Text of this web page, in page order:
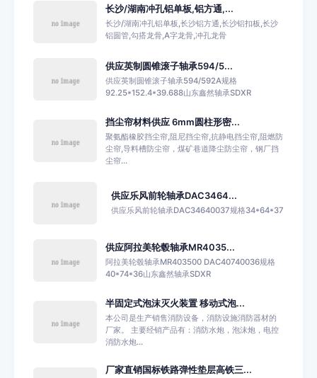
长沙/湖南冲孔铝单板,铝方通,...
长沙/湖南冲孔铝单板,长沙铝方通,长沙铝扣板,长沙
铝圆管,勾搭龙骨,A字龙骨,冲孔龙骨
供应英制圆锥滚子轴承594/5...
供应英制圆锥滚子轴承594/592A规格
92.25*152.4*39.688山东鑫然轴承SDXR
挡尘帘材料供应 6mm圆柱形密...
聚氨酯橡胶挡尘帘,阻尼挡尘帘,抗静电挡尘帘,阻燃防
尘帘,导料槽防尘帘，煤矿巷道降尘防尘帘，钢厂挡
尘帘...
供应乐风前轮轴承DAC3464...
供应乐风前轮轴承DAC34640037规格34*64*37
供应阿拉美轮毂轴承MR4035...
阿拉美轮毂轴承MR403500 DAC40740036规格
40*74*36山东鑫然轴承SDXR
半固定式泡沫灭火装置 移动式泡...
本公司是生产销售消防设备，消防设施消防器材的
厂家。 主要经销产品有：消防水炮，泡沫炮，电控
消防水炮...
厂家直销国标铁路弹性垫层高铁三...